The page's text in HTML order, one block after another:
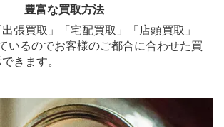
豊富な買取方法
張買取」「宅配買取」「店頭買取」
いるのでお客様のご都合に合わせた買
きます。